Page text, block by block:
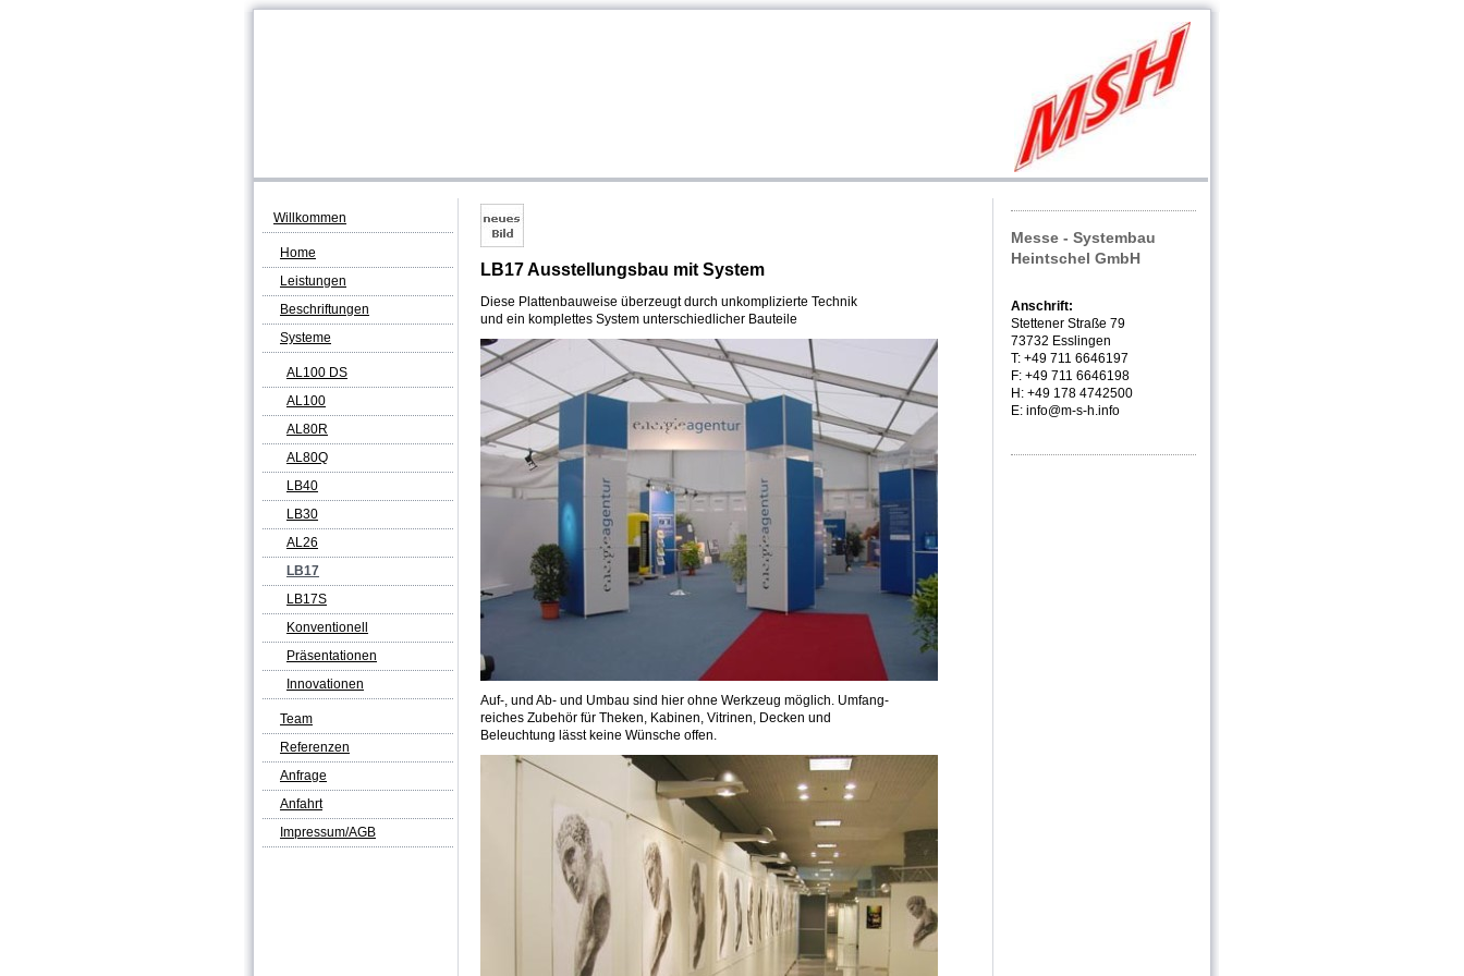
Willkommen
Home
Leistungen
Beschriftungen
Systeme
AL100 DS
AL100
AL80R
AL80Q
LB40
LB30
AL26
LB17
LB17S
Konventionell
Präsentationen
Innovationen
Team
Referenzen
Anfrage
Anfahrt
Impressum/AGB
LB17 Ausstellungsbau mit System
Diese Plattenbauweise überzeugt durch unkomplizierte Technik
und ein komplettes System unterschiedlicher Bauteile
Auf-, und Ab- und Umbau sind hier ohne Werkzeug möglich. Umfang-
reiches Zubehör für Theken, Kabinen, Vitrinen, Decken und
Beleuchtung lässt keine Wünsche offen.
Messe - Systembau
Heintschel GmbH
Anschrift:
Stettener Straße 79
73732 Esslingen
T: +49 711 6646197
F: +49 711 6646198
H: +49 178 4742500
E: info@m-s-h.info